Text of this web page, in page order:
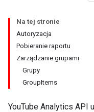
Na tej stronie
Autoryzacja
Pobieranie raportu
Zarządzanie grupami
Grupy
GroupItems
YouTube Analytics API